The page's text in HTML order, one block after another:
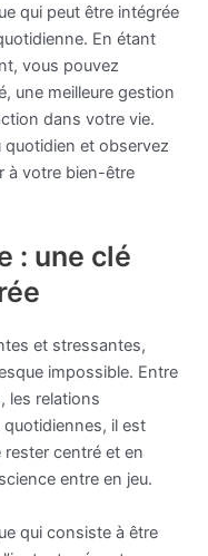
qui peut être intégrée
En étant
vous pouvez
une meilleure gestion
dans votre vie.
quotidien et observez
à votre bien-être
: une clé
et stressantes,
impossible. Entre
les relations
il est
centré et en
entre en jeu.
qui consiste à être